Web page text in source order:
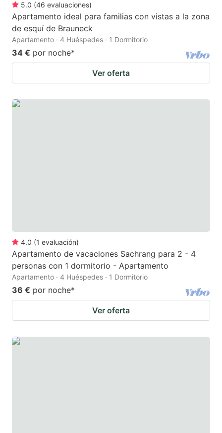
5.0 (46 evaluaciones)
Apartamento ideal para familias con vistas a la zona
de esquí de Brauneck
Apartamento · 4 Huéspedes · 1 Dormitorio
34 € por noche*
Ver oferta
4.0 (1 evaluación)
Apartamento de vacaciones Sachrang para 2 - 4
personas con 1 dormitorio - Apartamento
Apartamento · 4 Huéspedes · 1 Dormitorio
36 € por noche*
Ver oferta